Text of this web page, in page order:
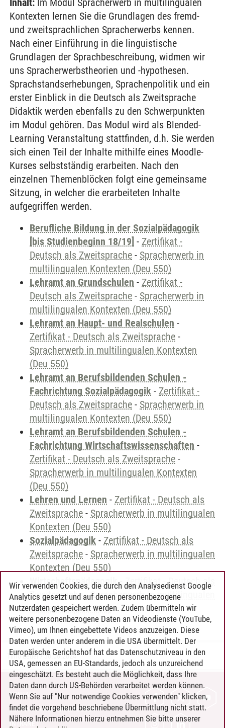
Inhalt: Im Modul Spracherwerb in multilingualen
Kontexten lernen Sie die Grundlagen des fremd-
und zweitsprachlichen Spracherwerbs kennen.
Nach einer Einführung in die linguistische
Grundlagen der Sprachbeschreibung, widmen wir
uns Spracherwerbstheorien und -hypothesen.
Sprachstandserhebungen, Sprachenpolitik und ein
erster Einblick in die Deutsch als Zweitsprache
Didaktik werden ebenfalls zu den Schwerpunkten
im Modul gehören. Das Modul wird als Blended-
Learning Veranstaltung stattfinden, d.h. Sie werden
sich einen Teil der Inhalte mithilfe eines Moodle-
Kurses selbstständig erarbeiten. Nach den
einzelnen Themenblöcken folgt eine gemeinsame
Sitzung, in welcher die erarbeiteten Inhalte
aufgegriffen werden.
Berufliche Bildung in der Sozialpädagogik
[bis Studienbeginn 18/19] - Zertifikat -
Deutsch als Zweitsprache - Spracherwerb in
multilingualen Kontexten (Deu 550)
Lehramt an Grundschulen - Zertifikat -
Deutsch als Zweitsprache - Spracherwerb in
multilingualen Kontexten (Deu 550)
Lehramt an Haupt- und Realschulen -
Zertifikat - Deutsch als Zweitsprache -
Spracherwerb in multilingualen Kontexten
(Deu 550)
Lehramt an Berufsbildenden Schulen -
Fachrichtung Sozialpädagogik - Zertifikat -
Deutsch als Zweitsprache - Spracherwerb in
multilingualen Kontexten (Deu 550)
Lehramt an Berufsbildenden Schulen -
Fachrichtung Wirtschaftswissenschaften -
Zertifikat - Deutsch als Zweitsprache -
Spracherwerb in multilingualen Kontexten
(Deu 550)
Lehren und Lernen - Zertifikat - Deutsch als
Zweitsprache - Spracherwerb in multilingualen
Kontexten (Deu 550)
Sozialpädagogik - Zertifikat - Deutsch als
Zweitsprache - Spracherwerb in multilingualen
Kontexten (Deu 550)
Wirtschaftspädagogik- Zertifikat - Deutsch als
Zweitsprache -Spracherwerb in multilingualen
Kontexten (Deu 550)
Timo Leder/30.06.2024
KONTAKT
LEUPHANA ALS ARBEITGEBER
INTRANET
Wir verwenden Cookies, die durch den Analysedienst Google
Analytics gesetzt und auf denen personenbezogene
Nutzerdaten gespeichert werden. Zudem übermitteln wir
weitere personenbezogene Daten an Videodienste (YouTube,
Vimeo), um Ihnen eingebettete Videos anzuzeigen. Diese
Daten werden unter anderem in die USA übermittelt. Der
Europäische Gerichtshof hat das Datenschutzniveau in den
USA, gemessen an EU-Standards, jedoch als unzureichend
eingeschätzt. Es besteht auch die Möglichkeit, dass Ihre
Daten dann durch US-Behörden verarbeitet werden können.
Wenn Sie auf "Nur notwendige Cookies verwenden" klicken,
findet die vorgehend beschriebene Übermittlung nicht statt.
Nähere Informationen hierzu entnehmen Sie bitte unserer